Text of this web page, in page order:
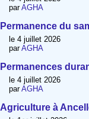
parAGHA
Permanence du
le 4 juillet 2026
parAGHA
Permanences
le 4 juillet 2026
parAGHA
Agriculture à